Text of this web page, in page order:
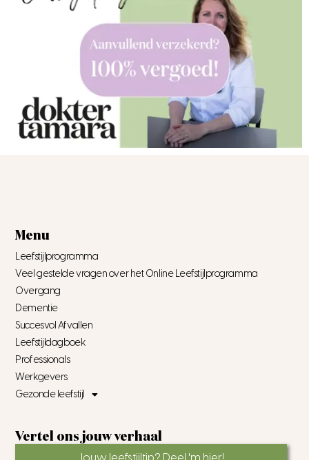
Menu
Leefstijlprogramma
Veel gestelde vragen over het Online Leefstijlprogramma
Overgang
Dementie
Succesvol Afvallen
Leefstijldagboek
Professionals
Werkgevers
Gezonde leefstijl
Vertel ons jouw verhaal